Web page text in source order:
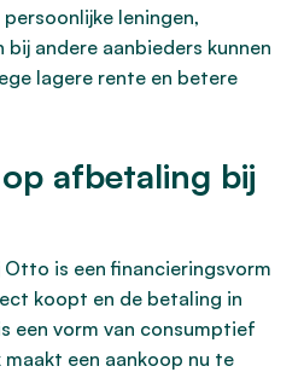
leningen,
andere aanbieders kunnen
lagere rente en betere
afbetaling bij
is een financieringsvorm
koopt en de betaling in
een vorm van consumptief
een aankoop nu te